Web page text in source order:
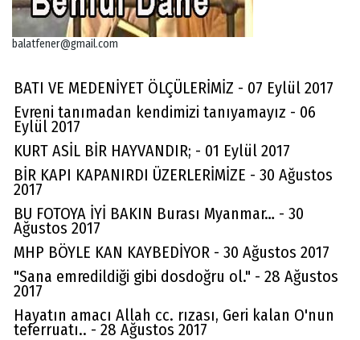
balatfener@gmail.com
BATI VE MEDENİYET ÖLÇÜLERİMİZ - 07 Eylül 2017
Evreni tanımadan kendimizi tanıyamayız - 06
Eylül 2017
KURT ASİL BİR HAYVANDIR; - 01 Eylül 2017
BİR KAPI KAPANIRDI ÜZERLERİMİZE - 30 Ağustos
2017
BU FOTOYA İYİ BAKIN Burası Myanmar… - 30
Ağustos 2017
MHP BÖYLE KAN KAYBEDİYOR - 30 Ağustos 2017
"Sana emredildiği gibi dosdoğru ol." - 28 Ağustos
2017
Hayatın amacı Allah cc. rızası, Geri kalan O'nun
teferruatı.. - 28 Ağustos 2017